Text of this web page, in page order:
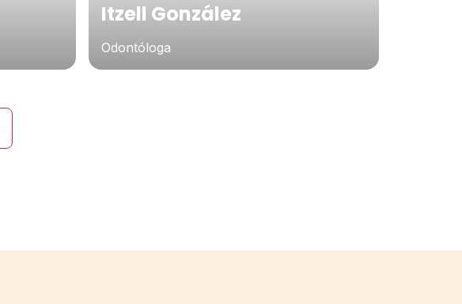
Itzell González
Odontóloga